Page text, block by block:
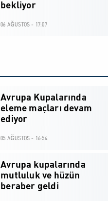
bekliyor
06 AĞUSTOS - 17:07
Avrupa Kupalarında
eleme maçları devam
ediyor
05 AĞUSTOS - 16:54
Avrupa kupalarında
mutluluk ve hüzün
beraber geldi